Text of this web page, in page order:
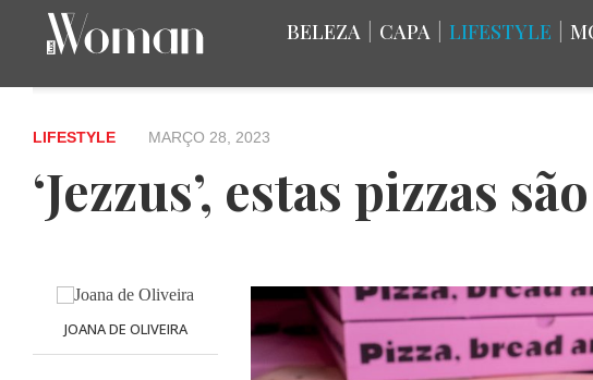
BELEZA CAPA LIFESTYLE
LIFESTYLE MARÇO 28, 2023
‘Jezzus’, estas pizzas
JOANA DE OLIVEIRA